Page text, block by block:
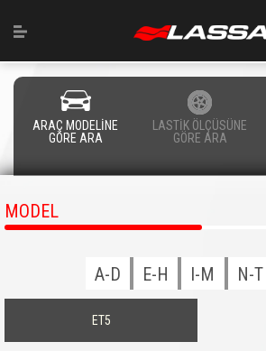
ARAÇ MODELİNE
GÖRE ARA
LASTİK ÖLÇÜSÜNE
GÖRE ARA
MODEL
A-D E-H I-M N-T
ET5